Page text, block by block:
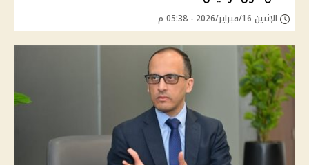
الإثنين 16/فبراير/2026 - 05:38 م